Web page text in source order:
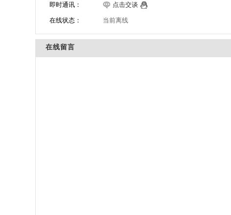
即时通讯： 点击交谈
在线状态： 当前离线
在线留言